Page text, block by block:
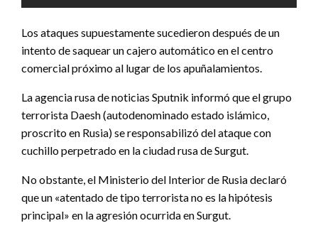
Los ataques supuestamente sucedieron después de un
intento de saquear un cajero automático en el centro
comercial próximo al lugar de los apuñalamientos.
La agencia rusa de noticias Sputnik informó que el grupo
terrorista Daesh (autodenominado estado islámico,
proscrito en Rusia) se responsabilizó del ataque con
cuchillo perpetrado en la ciudad rusa de Surgut.
No obstante, el Ministerio del Interior de Rusia declaró
que un «atentado de tipo terrorista no es la hipótesis
principal» en la agresión ocurrida en Surgut.